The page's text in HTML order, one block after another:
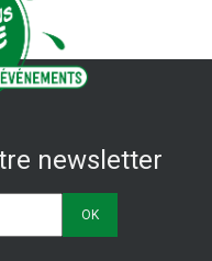
newsletter